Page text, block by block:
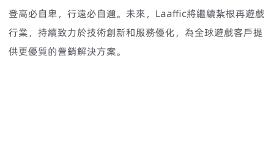
登高必自卑，行遠必自邇。未來，Laaffic將繼續紮根再遊戲
行業，持續致力於技術創新和服務優化，為全球遊戲客戶提
供更優質的營銷解決方案。